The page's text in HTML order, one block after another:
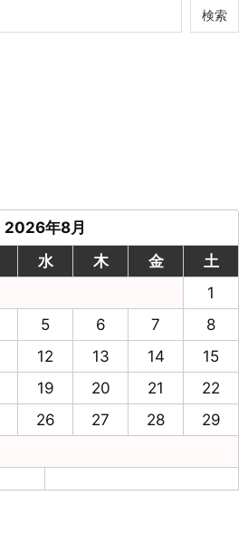
検索
2026年8月
水 木 金
土
1
5 6 7
8
12 13 14
15
19 20 21
22
26 27 28
29